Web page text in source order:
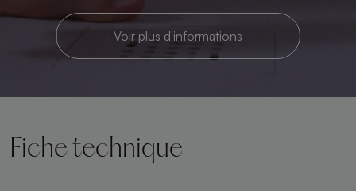
Voir plus d'informations
Fiche technique